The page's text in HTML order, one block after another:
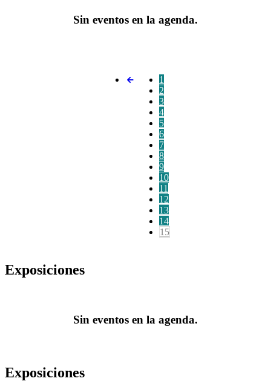
Sin eventos en la agenda.
1
2
3
4
5
6
7
8
9
10
11
12
13
14
15
Exposiciones
Sin eventos en la agenda.
Exposiciones